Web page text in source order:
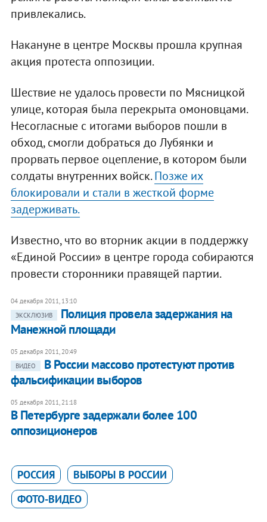
привлекались.
Накануне в центре Москвы прошла крупная
акция протеста оппозиции.
Шествие не удалось провести по Мясницкой
улице, которая была перекрыта омоновцами.
Несогласные с итогами выборов пошли в
обход, смогли добраться до Лубянки и
прорвать первое оцепление, в котором были
солдаты внутренних войск.Позже их
блокировали и стали в жесткой форме
задерживать.
Известно, что во вторник акции в поддержку
«Единой России» в центре города собираются
провести сторонники правящей партии.
04 декабря 2011, 13:10
ЭКСКЛЮЗИВ
Полиция провела задержания на
Манежной площади
05 декабря 2011, 20:49
ВИДЕО
В России массово протестуют против
фальсификации выборов
05 декабря 2011, 21:18
В Петербурге задержали более 100
оппозиционеров
РОССИЯ
ВЫБОРЫ В РОССИИ
ФОТО-ВИДЕО